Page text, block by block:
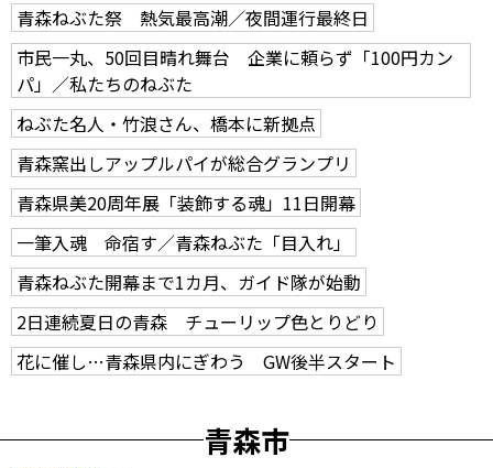
青森ねぶた祭 熱気最高潮／夜間運行最終日
市民一丸、50回目晴れ舞台 企業に頼らず「100円カン
パ」／私たちのねぶた
ねぶた名人・竹浪さん、橋本に新拠点
青森窯出しアップルパイが総合グランプリ
青森県美20周年展「装飾する魂」11日開幕
一筆入魂 命宿す／青森ねぶた「目入れ」
青森ねぶた開幕まで1カ月、ガイド隊が始動
2日連続夏日の青森 チューリップ色とりどり
花に催し…青森県内にぎわう GW後半スタート
青森市